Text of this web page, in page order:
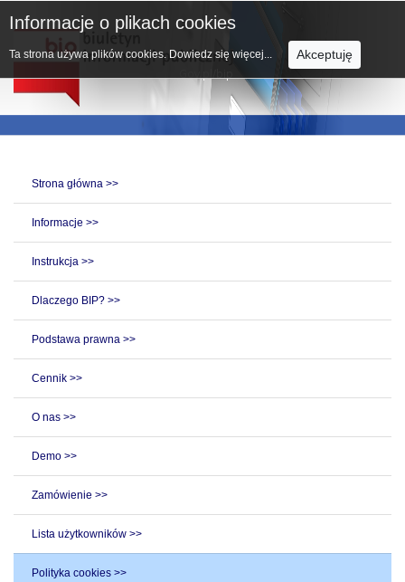
Strona główna >>
Informacje >>
Instrukcja >>
Dlaczego BIP? >>
Podstawa prawna >>
Cennik >>
O nas >>
Demo >>
Zamówienie >>
Lista użytkowników >>
Polityka cookies >>
Informacje o plikach cookies
Ta strona używa plików cookies. Dowiedz się więcej... Akceptuję